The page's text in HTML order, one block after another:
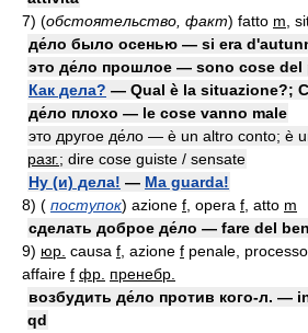
7) (обстоятельство, факт) fatto m ,
де́ло было осенью — si era
это де́ло прошлое — sono cose del
Как дела? — Qual è la situazione?;
де́ло плохо — le cose vanno male
это другое де́ло — è un altro conto; è
разг.; dire cose guiste / sensate
Ну (и) дела! — Ma guarda!
8) ( поступок) azione f , opera f , atto m
сделать доброе де́ло — fare del
9) юр. causa f , azione f penale, processo
affaire f фр. пренебр.
возбудить де́ло против кого-л. —
qd